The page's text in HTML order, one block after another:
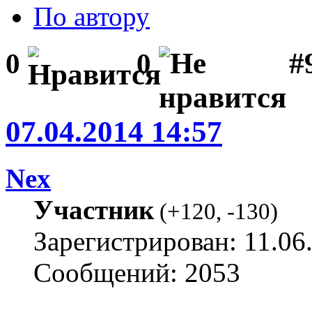
По автору
0 0
07.04.2014 14:57
Nex
Участник(+120, -130)
Зарегистрирован:
Сообщений: 2053